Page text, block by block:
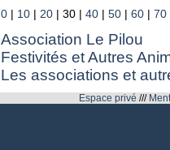
0 | 10 | 20 | 30 | 40 | 50 | 60 | 70
Association Le Pilou
Festivités et Autres
Les associations et
Espace privé ///